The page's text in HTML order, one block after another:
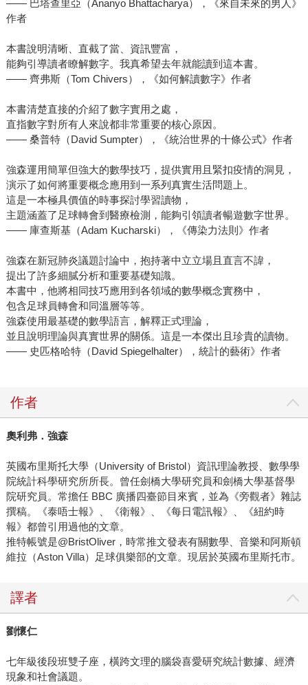
—— 巴塔查里亞（Ananyo Bhattacharya），《來自未來的男人》
作者
本書說明清晰、直截了當、資訊豐富，
能夠引導讀者瞭解數字。我真希望去年就能讀到這本書。
—— 齊弗斯（Tom Chivers），《如何解讀數字》作者
本書清楚直接的介紹了數字實用之處，
直指數字對所有人來說都非常重要的核心原因。
—— 桑普特（David Sumpter），《統治世界的十條公式》作者
強森運用簡單但強大的數學技巧，提供實用且緊扣疫情的洞見，
演示了如何將重要概念應用到一系列真實生活問題上。
這是一本極具價值的時事探討學習讀物，
主題涵蓋了足球轉會到醫療檢測，能夠引領讀者暢遊數字世界。
—— 庫查斯基（Adam Kucharski），《傳染力法則》作者
強森在新冠肺炎議題討論中，抱持著中立立場且直言不諱，
提出了許多細膩分析和重要基礎知識。
本書中，他將相同技巧應用到各領域的數學概念實務中，
包含足球員轉會和同溫層等等。
強森使用最基礎的數學語言，解釋正式理論，
並且說明理論與真實世界的關係。這是一本傑出且珍貴的讀物。
—— 史匹格哈特（David Spiegelhalter），統計的藝術》作者
作者
奧利弗．強森
英國布里斯托大學（University of Bristol）資訊理論教授、數學學
院統計科學研究所所長。曾任劍橋大學研究員和劍橋大學基督學
院研究員。常擔任 BBC 廣播四臺節目來賓，並為《旁觀者》雜誌
撰稿。《泰唔士報》、《衛報》、《每日電訊報》、《紐約時
報》都曾引用過他的文章。
推特帳號是@BristOliver，時常推文發表有關數學、音樂和阿斯頓
維拉（Aston Villa）足球俱樂部的文章。現居於英國布里斯托市。
譯者
劉懷仁
七年級後段班雙子座，橫跨文理的腦袋喜愛研究統計數據、經濟
現象和社會議題。